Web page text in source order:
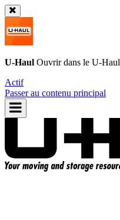
U-Haul Ouvrir dans le U-Haul
Actif
Passer au contenu principal